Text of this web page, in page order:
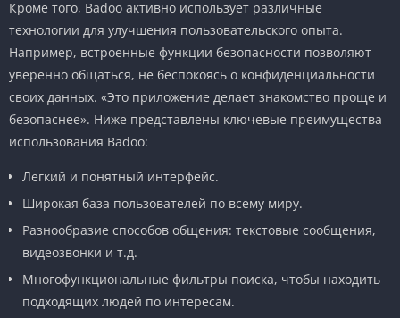
Кроме того, Badoo активно использует различные
технологии для улучшения пользовательского опыта.
Например, встроенные функции безопасности позволяют
уверенно общаться, не беспокоясь о конфиденциальности
своих данных. «Это приложение делает знакомство проще и
безопаснее». Ниже представлены ключевые преимущества
использования Badoo:
Легкий и понятный интерфейс.
Широкая база пользователей по всему миру.
Разнообразие способов общения: текстовые сообщения,
видеозвонки и т.д.
Многофункциональные фильтры поиска, чтобы находить
подходящих людей по интересам.